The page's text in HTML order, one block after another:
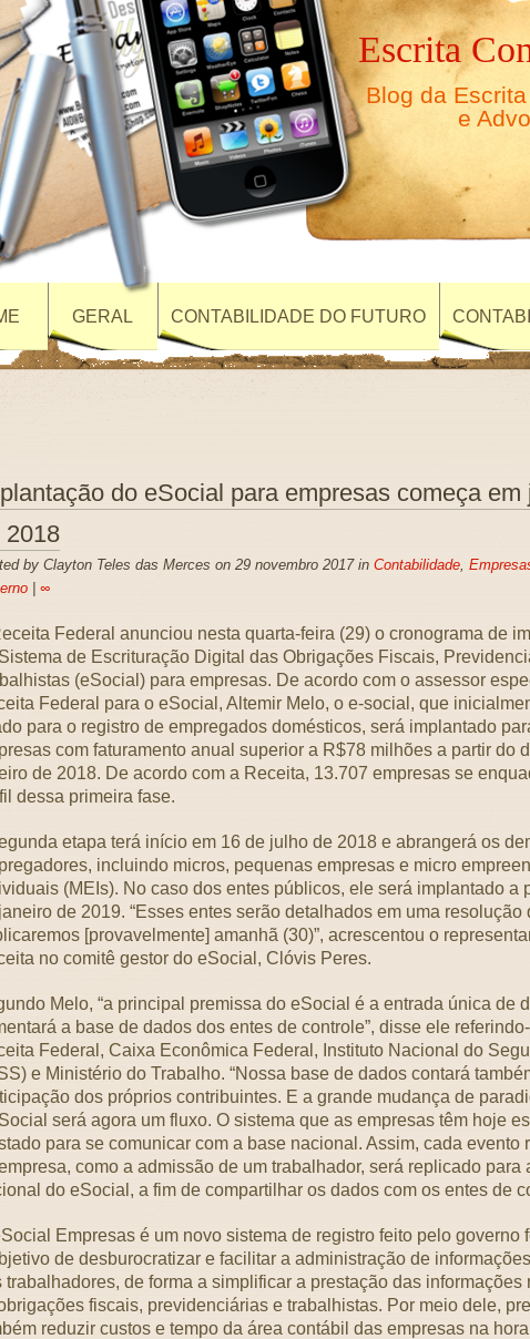
Escrita
Blog da
e
GERAL CONTABILIDADE DO FUTURO
do eSocial para empresas começa em
2018
by Clayton Teles das Merces on 29 novembro 2017 in Contabilidade,
| ∞
Federal anunciou nesta quarta-feira (29) o cronograma de
de Escrituração Digital das Obrigações Fiscais,
(eSocial) para empresas. De acordo com o assessor
Federal para o eSocial, Altemir Melo, o e-social, que
para o registro de empregados domésticos, será implantado
com faturamento anual superior a R$78 milhões a partir do
de 2018. De acordo com a Receita, 13.707 empresas se
dessa primeira fase.
etapa terá início em 16 de julho de 2018 e abrangerá os
incluindo micros, pequenas empresas e micro
(MEIs). No caso dos entes públicos, ele será implantado a
de 2019. “Esses entes serão detalhados em uma resolução
[provavelmente] amanhã (30)”, acrescentou o
no comitê gestor do eSocial, Clóvis Peres.
Melo, “a principal premissa do eSocial é a entrada única de
a base de dados dos entes de controle”, disse ele
Federal, Caixa Econômica Federal, Instituto Nacional do
e Ministério do Trabalho. “Nossa base de dados contará
dos próprios contribuintes. E a grande mudança de
será agora um fluxo. O sistema que as empresas têm hoje
para se comunicar com a base nacional. Assim, cada evento
como a admissão de um trabalhador, será replicado para
do eSocial, a fim de compartilhar os dados com os entes de
Empresas é um novo sistema de registro feito pelo governo
de desburocratizar e facilitar a administração de
trabalhadores, de forma a simplificar a prestação das informações
fiscais, previdenciárias e trabalhistas. Por meio dele,
reduzir custos e tempo da área contábil das empresas na